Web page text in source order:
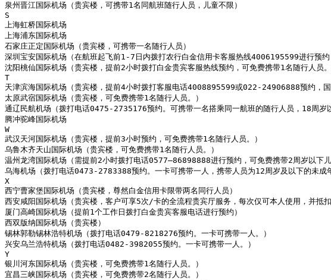
泉州晋江国际机场（贵宾楼，可携带1名同航班随行人员，儿童不限）
S
上海虹桥国际机场
上海浦东国际机场
石家庄正定国际机场（贵宾楼，可携带一名随行人员）
深圳宝安国际机场（在航班起飞前1-7日内拨打农行白金信用卡客服热线4006195599进行预
沈阳桃仙国际机场（贵宾楼，提前2小时拨打白金贵宾客服热线预约，可免费携带1名随行人员。
T
天津滨海国际机场（贵宾楼，提前4小时拨打客服电话4008895599或022-24906888预约，国
太原武宿国际机场（贵宾楼，可免费携带1名随行人员。）
通辽民航机场（拨打电话0475-2735176预约。可携带一名搭乘同一航班的随行人员，18周岁
腾冲驼峰国际机场
W
武汉天河国际机场（贵宾楼，提前3小时预约，可免费携带1名随行人员。）
乌鲁木齐天山国际机场（贵宾楼，可免费携带1名随行人员。）
温州龙湾国际机场（需提前2小时拨打电话0577—86898888进行预约，可免费携带2周岁以下儿
乌海机场（拨打电话0473-2783388预约。一卡可携带一人，携带人员为12周岁及以下的未成
X
西宁曹家堡国际机场（贵宾楼，尊然白金信用卡限带两名同行人员）
西安咸阳国际机场（贵宾楼，客户可享5次/卡的全流程贵宾厅服务，每次仅可本人使用，并抵扣
厦门高崎国际机场（提前1个工作日拨打白金贵宾客服电话进行预约）
西双版纳国际机场（贵宾楼）
锡林郭勒锡林浩特机场（拨打电话0479-8218276预约。一卡可携带一人。）
兴安乌兰浩特机场（拨打电话0482-3982055预约。一卡可携带一人。）
Y
银川河东国际机场（贵宾楼，可免费携带1名随行人员。）
宜昌三峡国际机场（贵宾楼，可免费携带2名随行人员。）